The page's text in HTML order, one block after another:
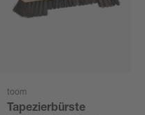
toom
Tapezierbürste